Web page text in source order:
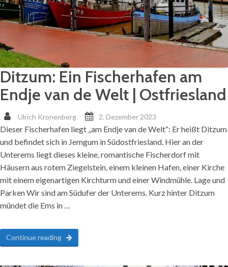
Ditzum: Ein Fischerhafen am
Endje van de Welt | Ostfriesland
Ulrich Kronenberg 2. Dezember 2023
Dieser Fischerhafen liegt „am Endje van de Welt“: Er heißt Ditzum
und befindet sich in Jemgum in Südostfriesland. Hier an der
Unterems liegt dieses kleine, romantische Fischerdorf mit
Häusern aus rotem Ziegelstein, einem kleinen Hafen, einer Kirche
mit einem eigenartigen Kirchturm und einer Windmühle. Lage und
Parken Wir sind am Südufer der Unterems. Kurz hinter Ditzum
mündet die Ems in …
Continue reading